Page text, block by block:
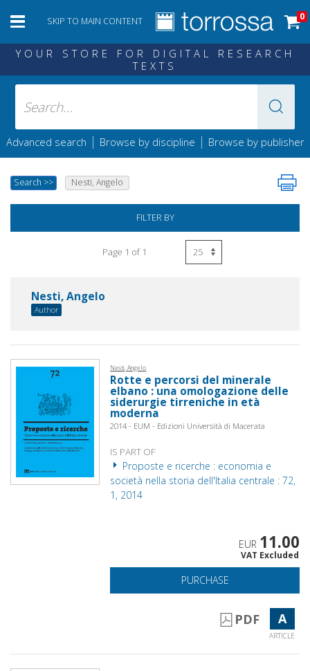
SKIP TO MAIN CONTENT 0
YOUR STORE FOR DIGITAL RESEARCH
TEXTS
Advanced search | Browse by discipline | Browse by publisher
Search >> Nesti, Angelo
FILTER BY
Page 1 of 1
Nesti, Angelo
Author
Nesti, Angelo
Rotte e percorsi del minerale
elbano : una omologazione delle
siderurgie tirreniche in età
moderna
2014 - EUM - Edizioni Università di Macerata
IS PART OF
Proposte e ricerche : economia e
società nella storia dell'Italia centrale : 72,
1, 2014
EUR 11.00
VAT Excluded
PURCHASE
PDF A
ARTICLE